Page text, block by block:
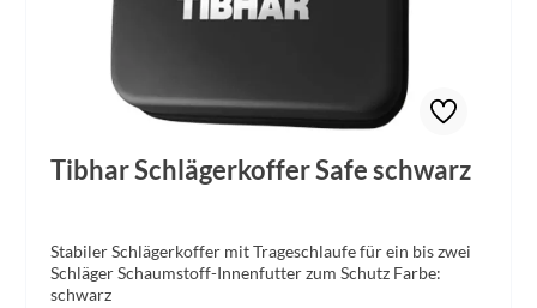
Tibhar Schlägerkoffer Safe schwarz
Stabiler Schlägerkoffer mit Trageschlaufe für ein bis zwei
Schläger Schaumstoff-Innenfutter zum Schutz Farbe:
schwarz